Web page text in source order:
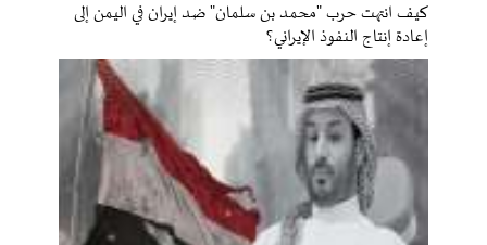
كيف انتهت حرب "محمد بن سلمان" ضد إيران في اليمن إلى
إعادة إنتاج النفوذ الإيراني؟